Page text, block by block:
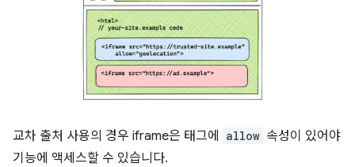
교차 출처 사용의 경우 iframe은 태그에 allow 속성이 있어야
기능에 액세스할 수 있습니다.